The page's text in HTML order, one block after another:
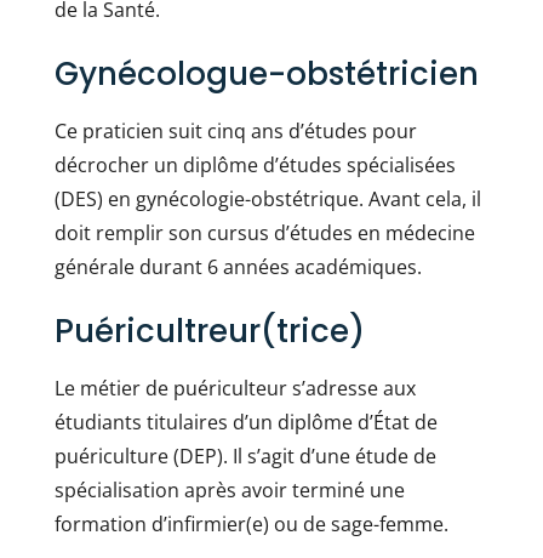
de la Santé.
Gynécologue-obstétricien
Ce praticien suit cinq ans d’études pour
décrocher un diplôme d’études spécialisées
(DES) en gynécologie-obstétrique. Avant cela, il
doit remplir son cursus d’études en médecine
générale durant 6 années académiques.
Puéricultreur(trice)
Le métier de puériculteur s’adresse aux
étudiants titulaires d’un diplôme d’État de
puériculture (DEP). Il s’agit d’une étude de
spécialisation après avoir terminé une
formation d’infirmier(e) ou de sage-femme.